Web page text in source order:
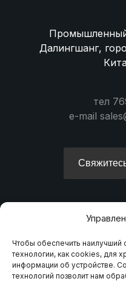
Чтобы обеспечить наилучший
технологии, как cookies, для
информации об устройстве.
технологий позволит нам
Далингшанг,
тел
e-mail
Имя